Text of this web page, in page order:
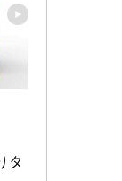
タ